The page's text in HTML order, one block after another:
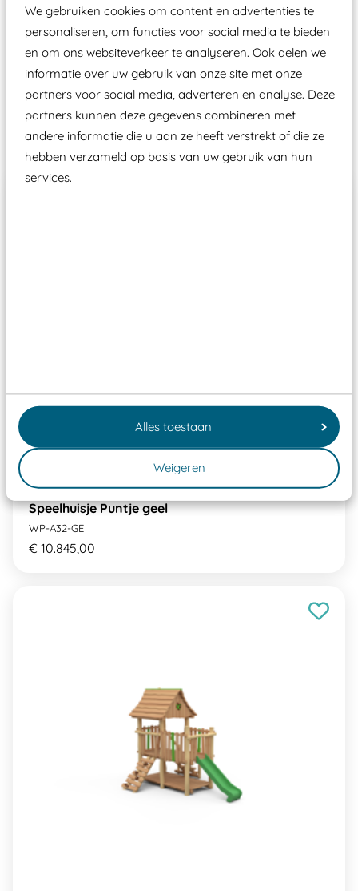
We gebruiken cookies om content en advertenties te
personaliseren, om functies voor social media te bieden
en om ons websiteverkeer te analyseren. Ook delen we
informatie over uw gebruik van onze site met onze
partners voor social media, adverteren en analyse. Deze
partners kunnen deze gegevens combineren met
andere informatie die u aan ze heeft verstrekt of die ze
hebben verzameld op basis van uw gebruik van hun
services.
Alles toestaan
Weigeren
aangewezen keuringsinstantie?
Wij ook speeltoestellen kunnen laten keuren zodat
ze toch binnen het Warenwetbesluit Attractie- en
Speeltoestellen vallen?
Past er goed bij
Speelhuisje Puntje geel
WP-A32-GE
€ 10.845,00